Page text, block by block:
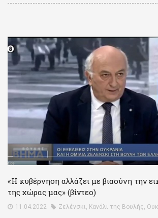
«Η κυβέρνηση αλλάζει με βιασύνη την
της χώρας μας» (βίντεο)
11.04.2022 Ζελένσκι, Κανάλι της Βουλής,